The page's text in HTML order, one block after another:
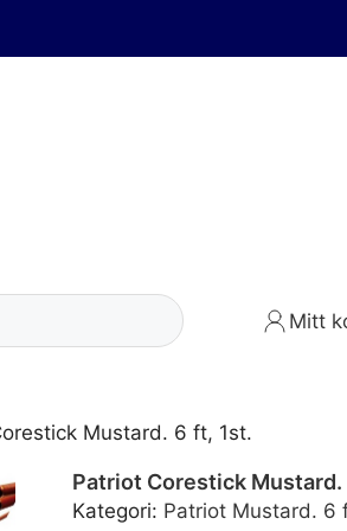
Mitt
Mustard. 6 ft, 1st.
Patriot Corestick Mustard.
Kategori: Patriot Mustard. 6